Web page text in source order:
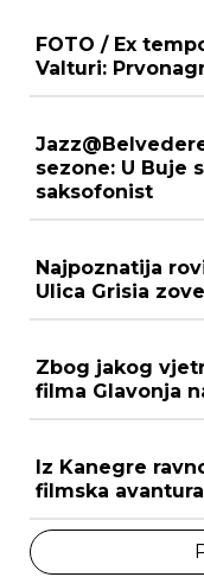
FOTO / Ex
Valturi:
sezone: U Buje
saksofonist
Najpoznatija
Ulica Grisia
Zbog jakog
filma Glavonja
Iz Kanegre
filmska